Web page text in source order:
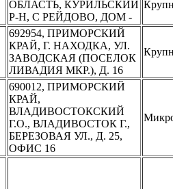
ОБЛАСТЬ, КУРИЛЬСКИЙ
Р-Н, С РЕЙДОВО, ДОМ -
692954, ПРИМОРСКИЙ
КРАЙ, Г. НАХОДКА, УЛ.
ЗАВОДСКАЯ (ПОСЕЛОК
ЛИВАДИЯ МКР.), Д. 16
690012, ПРИМОРСКИЙ
КРАЙ,
ВЛАДИВОСТОКСКИЙ
Г.О., ВЛАДИВОСТОК Г.,
БЕРЕЗОВАЯ УЛ., Д. 25,
ОФИС 16